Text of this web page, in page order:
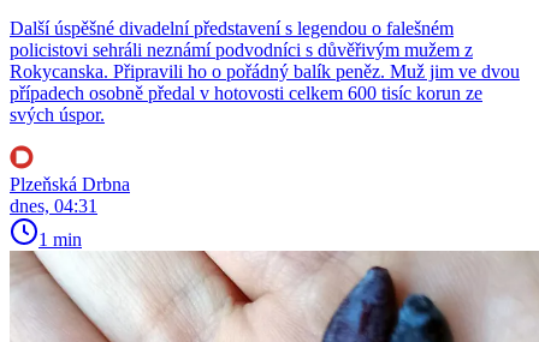
Další úspěšné divadelní představení s legendou o falešném
policistovi sehráli neznámí podvodníci s důvěřivým mužem z
Rokycanska. Připravili ho o pořádný balík peněz. Muž jim ve dvou
případech osobně předal v hotovosti celkem 600 tisíc korun ze
svých úspor.
Plzeňská Drbna
dnes, 04:31
1 min